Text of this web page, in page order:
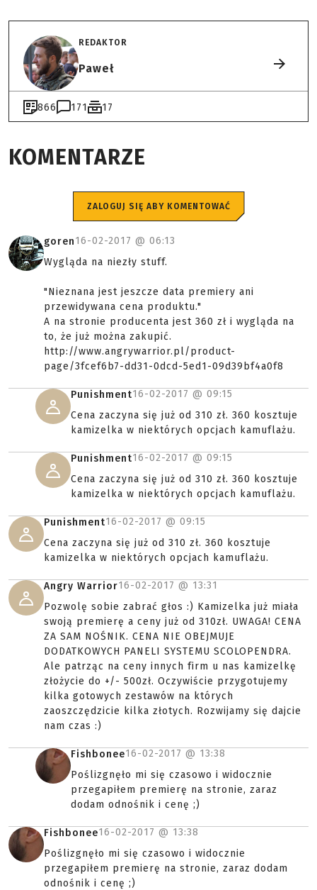
REDAKTOR
Paweł
866 171 17
KOMENTARZE
ZALOGUJ SIĘ ABY KOMENTOWAĆ
goren16-02-2017 @ 06:13
Wygląda na niezły stuff.
"Nieznana jest jeszcze data premiery ani
przewidywana cena produktu."
A na stronie producenta jest 360 zł i wygląda na
to, że już można zakupić.
http://www.angrywarrior.pl/product-
page/3fcef6b7-dd31-0dcd-5ed1-09d39bf4a0f8
Punishment16-02-2017 @ 09:15
Cena zaczyna się już od 310 zł. 360 kosztuje
kamizelka w niektórych opcjach kamuflażu.
Punishment16-02-2017 @ 09:15
Cena zaczyna się już od 310 zł. 360 kosztuje
kamizelka w niektórych opcjach kamuflażu.
Punishment16-02-2017 @ 09:15
Cena zaczyna się już od 310 zł. 360 kosztuje
kamizelka w niektórych opcjach kamuflażu.
Angry Warrior16-02-2017 @ 13:31
Pozwolę sobie zabrać głos :) Kamizelka już miała
swoją premierę a ceny już od 310zł. UWAGA! CENA
ZA SAM NOŚNIK. CENA NIE OBEJMUJE
DODATKOWYCH PANELI SYSTEMU SCOLOPENDRA.
Ale patrząc na ceny innych firm u nas kamizelkę
złożycie do +/- 500zł. Oczywiście przygotujemy
kilka gotowych zestawów na których
zaoszczędzicie kilka złotych. Rozwijamy się dajcie
nam czas :)
Fishbonee16-02-2017 @ 13:38
Poślizgnęło mi się czasowo i widocznie
przegapiłem premierę na stronie, zaraz
dodam odnośnik i cenę ;)
Fishbonee16-02-2017 @ 13:38
Poślizgnęło mi się czasowo i widocznie
przegapiłem premierę na stronie, zaraz dodam
odnośnik i cenę ;)